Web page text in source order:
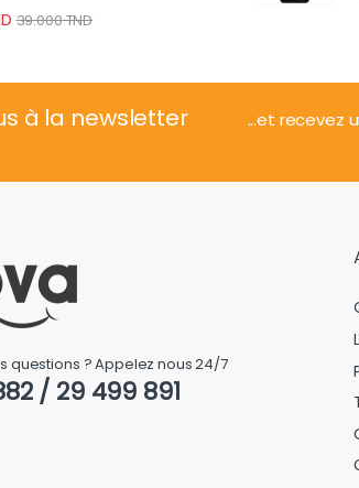
39.000TND
à la newsletter
...et recevez
questions ? Appelez nous 24/7
/ 29 499 891